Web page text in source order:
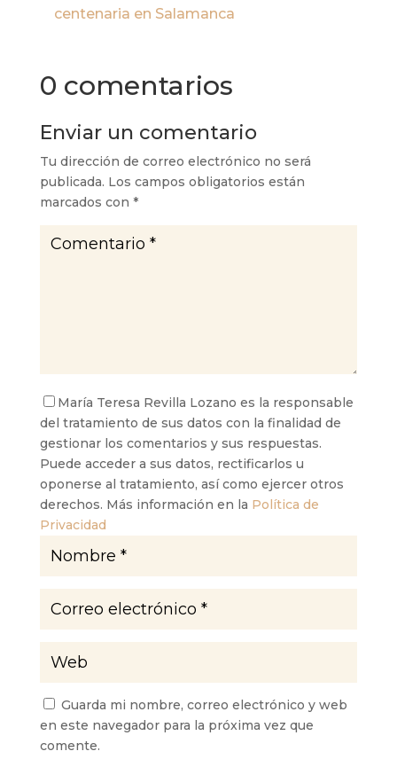
centenaria en Salamanca
0 comentarios
Enviar un comentario
Tu dirección de correo electrónico no será
publicada. Los campos obligatorios están
marcados con *
María Teresa Revilla Lozano es la responsable
del tratamiento de sus datos con la finalidad de
gestionar los comentarios y sus respuestas.
Puede acceder a sus datos, rectificarlos u
oponerse al tratamiento, así como ejercer otros
derechos. Más información en la Política de
Privacidad
Guarda mi nombre, correo electrónico y web
en este navegador para la próxima vez que
comente.